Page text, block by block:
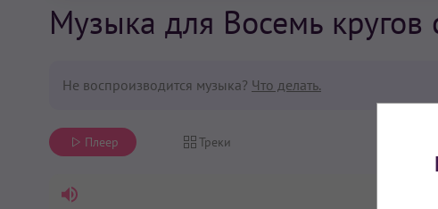
Музыка для Восемь кругов
Не воспроизводится музыка? Что делать.
Плеер Треки